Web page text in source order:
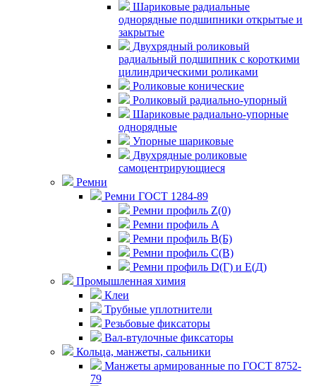
Шариковые радиальные
однорядные подшипники открытые и
закрытые
Двухрядный роликовый
радиальный подшипник с короткими
цилиндрическими роликами
Роликовые конические
Роликовый радиально-упорный
Шариковые радиально-упорные
однорядные
Упорные шариковые
Двухрядные роликовые
самоцентрирующиеся
Ремни
Ремни ГОСТ 1284-89
Ремни профиль Z(0)
Ремни профиль А
Ремни профиль В(Б)
Ремни профиль С(В)
Ремни профиль D(Г) и E(Д)
Промышленная химия
Клеи
Трубные уплотнители
Резьбовые фиксаторы
Вал-втулочные фиксаторы
Кольца, манжеты, сальники
Манжеты армированные по ГОСТ 8752-
79